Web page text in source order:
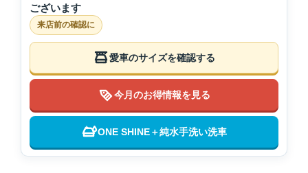
ございます
来店前の確認に
愛車のサイズを確認する
今月のお得情報を見る
ONE SHINE＋純水手洗い洗車